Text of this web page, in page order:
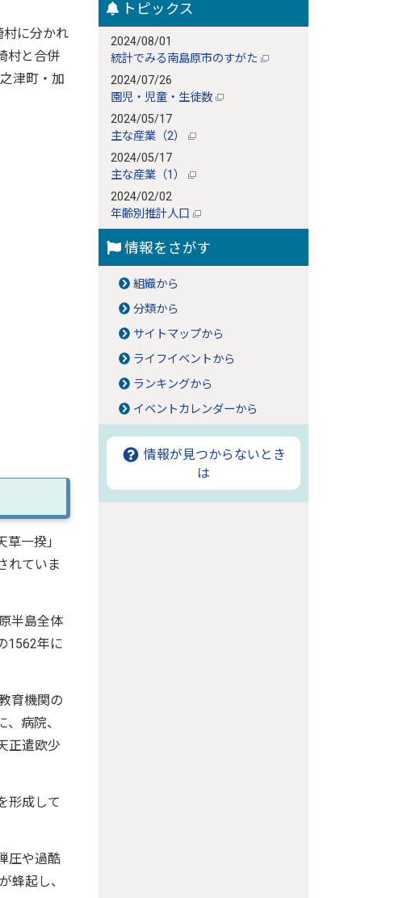
に分かれ
村と合併
津町・加
一揆」
れていま
半島全体
1562年に
育機関の
病院、
正遣欧少
形成して
圧や過酷
蜂起し、
トピックス
2024/08/01
統計でみる南島原市のすがた
2024/07/26
園児・児童・生徒数
2024/05/17
主な産業（2）
2024/05/17
主な産業（1）
2024/02/02
年齢別推計人口
情報をさがす
組織から
分類から
サイトマップから
ライフイベントから
ランキングから
イベントカレンダーから
情報が見つからないとき
は